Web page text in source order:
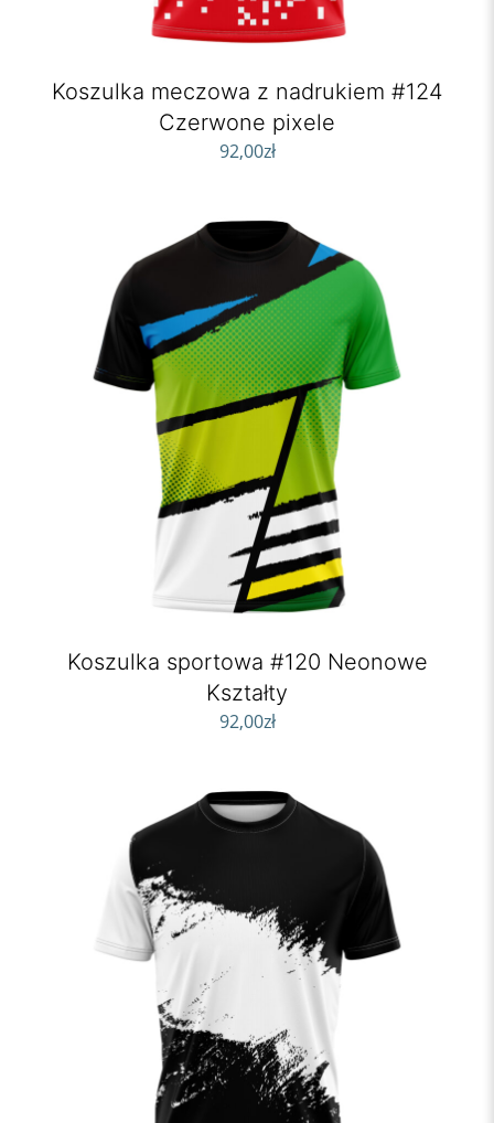
Koszulka meczowa z nadrukiem #124
Czerwone pixele
92,00zł
Koszulka sportowa #120 Neonowe
Kształty
92,00zł